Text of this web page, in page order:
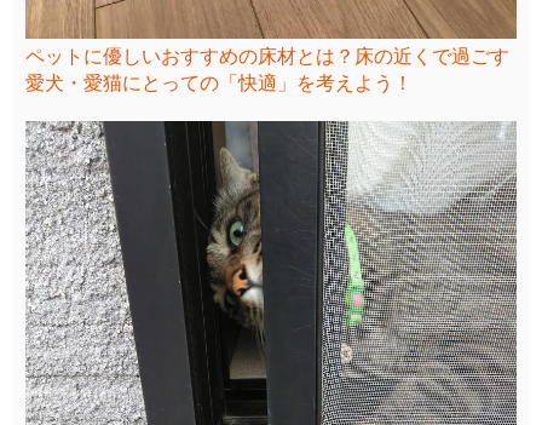
ペットに優しいおすすめの床材とは？床の近くで過ごす
愛犬・愛猫にとっての「快適」を考えよう！